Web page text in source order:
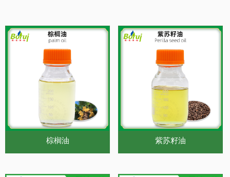
棕榈油 紫苏籽油